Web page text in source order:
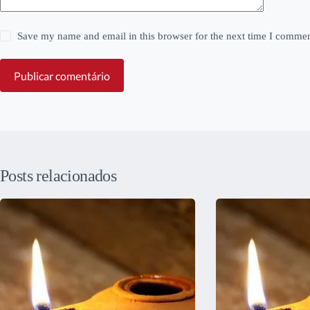
Save my name and email in this browser for the next time I
Publicar comentário
Posts relacionados